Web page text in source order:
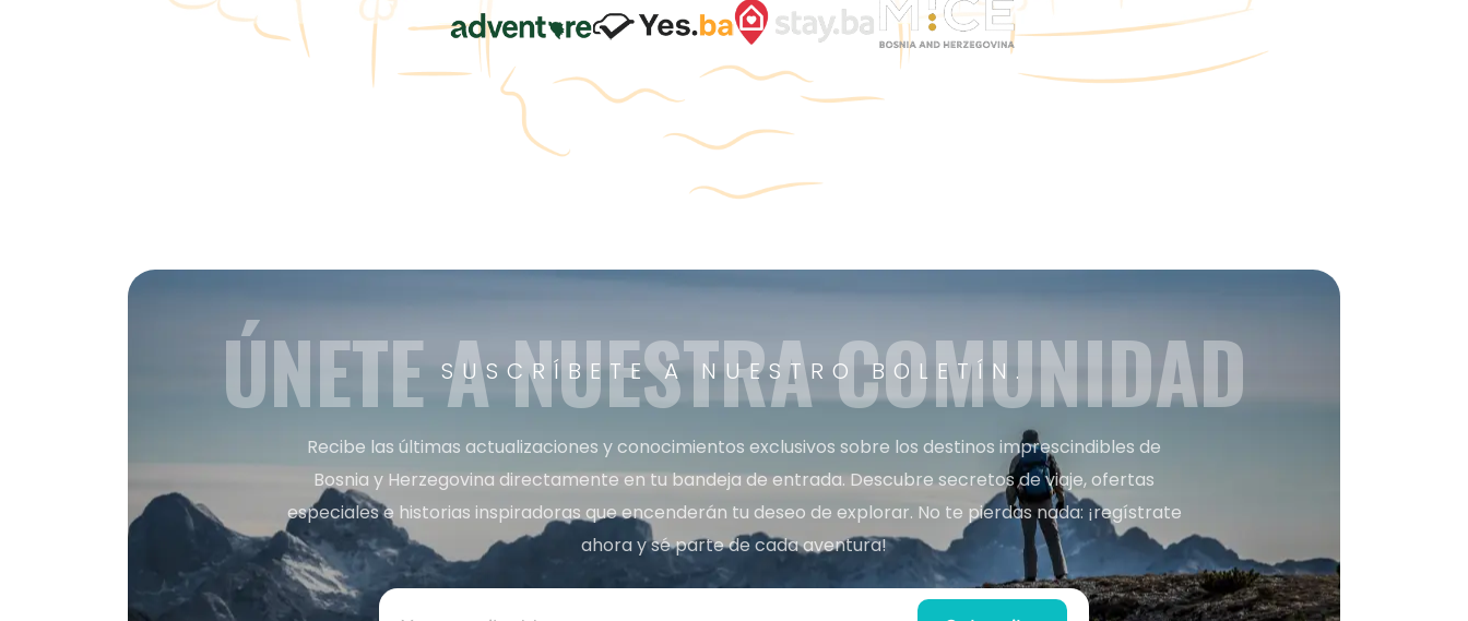
SUSCRÍBETE A NUESTRO BOLETÍN.
ÚNETE A NUESTRA COMUNIDAD
Recibe las últimas actualizaciones y conocimientos exclusivos sobre los destinos imprescindibles de
Bosnia y Herzegovina directamente en tu bandeja de entrada. Descubre secretos de viaje, ofertas
especiales e historias inspiradoras que encenderán tu deseo de explorar. No te pierdas nada: ¡regístrate
ahora y sé parte de cada aventura!